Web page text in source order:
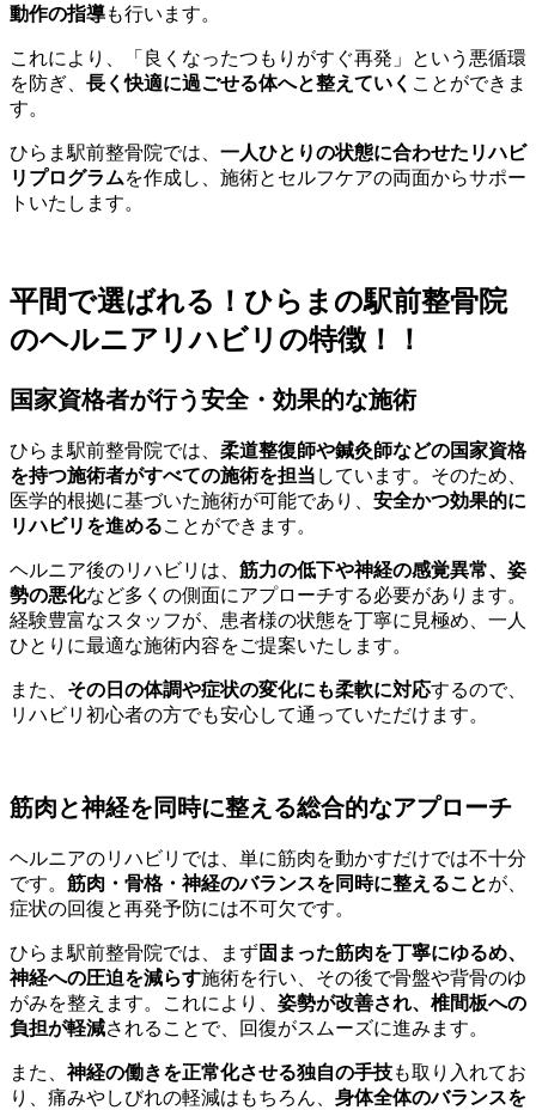
動作の指導も行います。
これにより、「良くなったつもりがすぐ再発」という悪循環
を防ぎ、 長く快適に過ごせる体へと整えていく ことができま
す。
ひらま駅前整骨院では、 一人ひとりの状態に合わせたリハビ
リプログラムを作成し、施術とセルフケアの両面からサポー
トいたします。
平間で選ばれる！ひらまの駅前整骨院
のヘルニアリハビリの特徴！！
国家資格者が行う安全・効果的な施術
ひらま駅前整骨院では、 柔道整復師や鍼灸師などの国家資格
を持つ施術者がすべての施術を担当 しています。そのため、
医学的根拠に基づいた施術が可能であり、 安全かつ効果的に
リハビリを進めることができます。
ヘルニア後のリハビリは、 筋力の低下や神経の感覚異常、姿
勢の悪化など多くの側面にアプローチする必要があります。
経験豊富なスタッフが、患者様の状態を丁寧に見極め、一人
ひとりに最適な施術内容をご提案いたします。
また、 その日の体調や症状の変化にも柔軟に対応するので、
リハビリ初心者の方でも安心して通っていただけます。
筋肉と神経を同時に整える総合的なアプローチ
ヘルニアのリハビリでは、単に筋肉を動かすだけでは不十分
です。 筋肉・骨格・神経のバランスを同時に整えることが、
症状の回復と再発予防には不可欠です。
ひらま駅前整骨院では、まず固まった筋肉を丁寧にゆるめ、
神経への圧迫を減らす施術を行い、その後で骨盤や背骨のゆ
がみを整えます。これにより、 姿勢が改善され、椎間板への
負担が軽減されることで、回復がスムーズに進みます。
また、神経の働きを正常化させる独自の手技も取り入れてお
り、痛みやしびれの軽減はもちろん、 身体全体のバランスを